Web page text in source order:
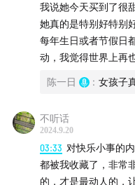
添加主播的企业微信（
添加成功后会发送群聊
的风景、每天的日落、
我说她今天买到了很
她真的是特别好特别
每年生日或者节假日
动，我觉得世界上再
陈一日 : 女孩子
不听话
2024.9.20
03:33 对快乐小事的
都被我收藏了，非常
的，才是最动人的，